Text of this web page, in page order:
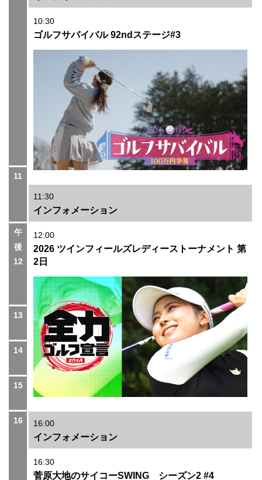
10:30
ゴルフサバイバル 92ndステージ#3
11
11:30
インフォメーション
午
後
12
12:00
2026 ツインフィールズレディーストーナメント 第
2日
13
14
15
16 16:00
インフォメーション
16:30
菅原大地のサイコーSWING シーズン2 #4